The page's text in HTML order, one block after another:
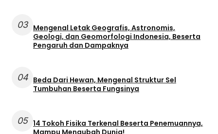
03 Mengenal Letak Geografis, Astronomis,
Geologi, dan Geomorfologi Indonesia, Beserta
Pengaruh dan Dampaknya
04 Beda Dari Hewan, Mengenal Struktur Sel
Tumbuhan Beserta Fungsinya
05 14 Tokoh Fisika Terkenal Beserta Penemuannya,